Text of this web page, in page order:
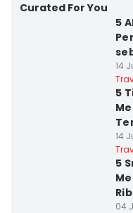
Curated For You
5
14
5
14
5
04